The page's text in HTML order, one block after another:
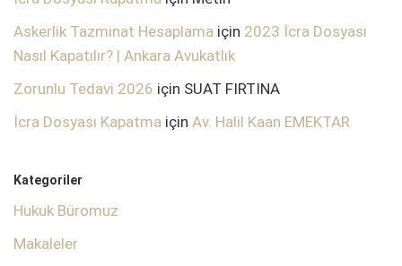
Askerlik Tazminat Hesaplama için 2023 İcra Dosyası
Nasıl Kapatılır? | Ankara Avukatlık
Zorunlu Tedavi 2026 için SUAT FIRTINA
İcra Dosyası Kapatma için Av. Halil Kaan EMEKTAR
Kategoriler
Hukuk Büromuz
Makaleler